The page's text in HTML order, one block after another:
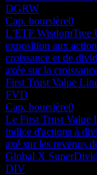
DGRW
Cap. boursière0
L'ETF WisdomTree
exposition aux
croissance et de
axée sur la
First Trust Value
FVD
Cap. boursière0
Le First Trust Value
indice d'actions à
axé sur les revenus
Global X
DIV